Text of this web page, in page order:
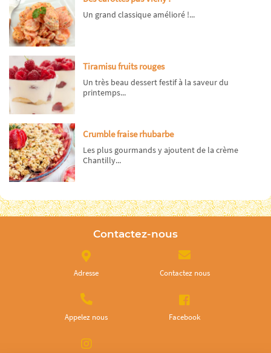
Un grand classique amélioré !...
Tiramisu fruits rouges
Un très beau dessert festif à la saveur du
printemps...
Crumble fraise rhubarbe
Les plus gourmands y ajoutent de la crème
Chantilly...
Contactez-nous
Adresse Contactez nous
Appelez nous Facebook